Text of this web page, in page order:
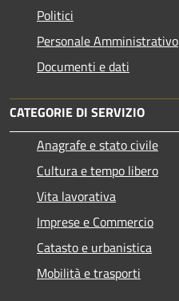
Politici
Personale Amministrativo
Documenti e dati
CATEGORIE DI SERVIZIO
Anagrafe e stato civile
Cultura e tempo libero
Vita lavorativa
Imprese e Commercio
Catasto e urbanistica
Mobilità e trasporti